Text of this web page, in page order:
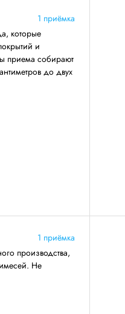
1 приёмка
которые
и
приема собирают
до двух
1 приёмка
производства,
Не